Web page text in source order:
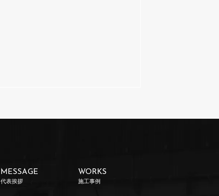
MESSAGE
代表挨拶
WORKS
施工事例